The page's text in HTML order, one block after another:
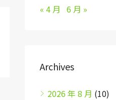
« 4 月 6 月 »
Archives
2026 年 8 月 (10)